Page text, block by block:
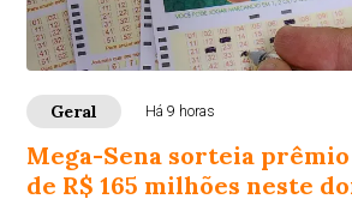
Geral Há 9 horas
Mega-Sena sorteia
de R$ 165 milhões neste